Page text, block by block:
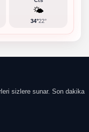
🌤️
34°22°
sizlere sunar. Son dakika